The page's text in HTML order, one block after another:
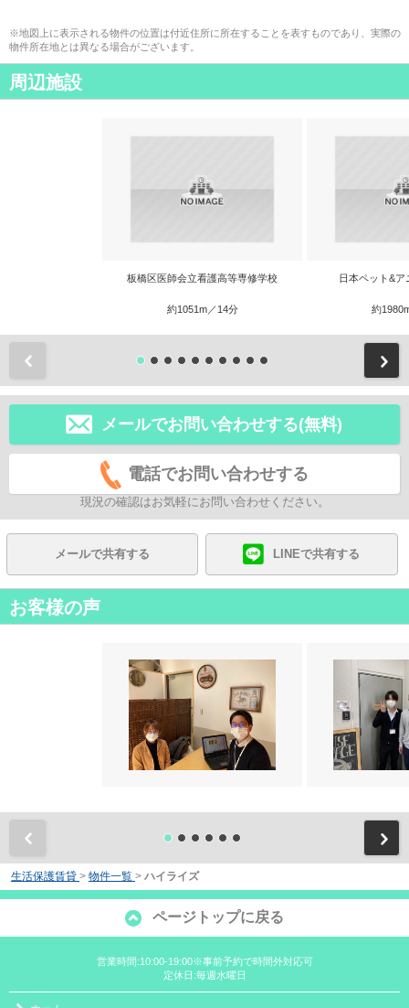
※地図上に表示される物件の位置は付近住所に所在することを表すものであり、実際の
物件所在地とは異なる場合がございます。
周辺施設
板橋区医師会立看護高等専修学校
約1051m／14分
日本ペット&ア
約
メールでお問い合わせする(無料)
電話でお問い合わせする
現況の確認はお気軽にお問い合わせください。
メールで共有する LINEで共有する
お客様の声
生活保護賃貸 > 物件一覧 > ハイライズ
ページトップに戻る
営業時間:10:00-19:00※事前予約で時間外対応可
定休日:毎週水曜日